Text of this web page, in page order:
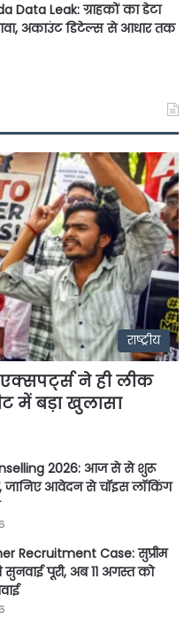
Data Leak: ग्राहकों का डेटा
अकाउंट डिटेल्स से आधार तक
राष्ट्रीय
एक्सपर्ट्स ने ही लीक
में बड़ा खुलासा
2026: आज से से शुरू
जानिए आवेदन से चॉइस लॉकिंग
Recruitment Case: सुप्रीम
पूरी, अब 11 अगस्त को